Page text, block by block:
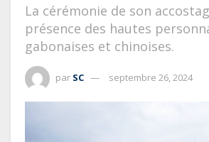
La cérémonie de son
présence des hautes
gabonaises et chinoises.
par SC septembre 26, 2024